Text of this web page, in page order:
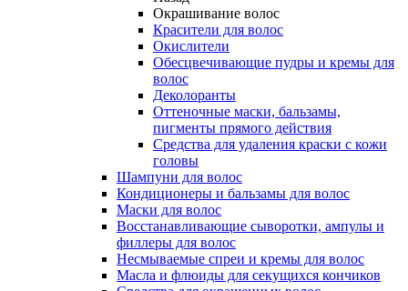
Окрашивание волос
Красители для волос
Окислители
Обесцвечивающие пудры и кремы для
волос
Деколоранты
Оттеночные маски, бальзамы,
пигменты прямого действия
Средства для удаления краски с кожи
головы
Шампуни для волос
Кондиционеры и бальзамы для волос
Маски для волос
Восстанавливающие сыворотки, ампулы и
филлеры для волос
Несмываемые спреи и кремы для волос
Масла и флюиды для секущихся кончиков